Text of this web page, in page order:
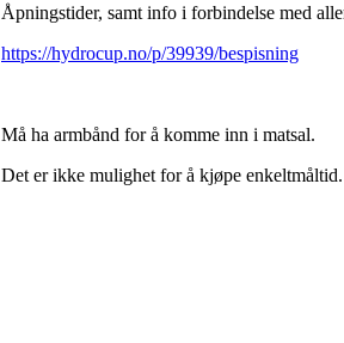
Åpningstider, samt info i forbindelse med
https://hydrocup.no/p/39939/bespisning
Må ha armbånd for å komme inn i matsal.
Det er ikke mulighet for å kjøpe enkeltmåltid.